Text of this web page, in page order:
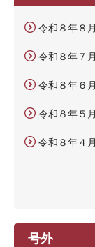
令和８年８月
令和８年７月
令和８年６月
令和８年５月
令和８年４月
号外